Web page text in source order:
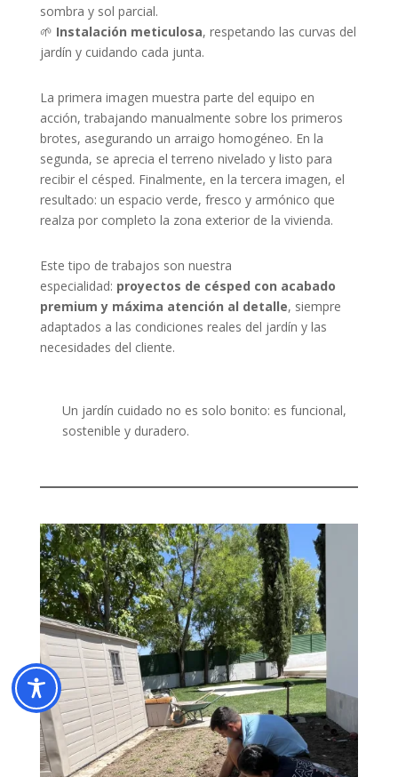
sombra y sol parcial.
🌱 Instalación meticulosa, respetando las curvas del
jardín y cuidando cada junta.
La primera imagen muestra parte del equipo en
acción, trabajando manualmente sobre los primeros
brotes, asegurando un arraigo homogéneo. En la
segunda, se aprecia el terreno nivelado y listo para
recibir el césped. Finalmente, en la tercera imagen, el
resultado: un espacio verde, fresco y armónico que
realza por completo la zona exterior de la vivienda.
Este tipo de trabajos son nuestra
especialidad: proyectos de césped con acabado
premium y máxima atención al detalle, siempre
adaptados a las condiciones reales del jardín y las
necesidades del cliente.
Un jardín cuidado no es solo bonito: es funcional,
sostenible y duradero.